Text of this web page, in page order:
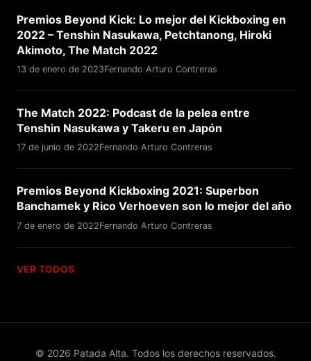
Premios Beyond Kick: Lo mejor del Kickboxing en
2022 – Tenshin Nasukawa, Petchtanong, Hiroki
Akimoto, The Match 2022
13 de enero de 2023Fernando Arturo Contreras
The Match 2022: Podcast de la pelea entre
Tenshin Nasukawa y Takeru en Japón
17 de junio de 2022Fernando Arturo Contreras
Premios Beyond Kickboxing 2021: Superbon
Banchamek y Rico Verhoeven son lo mejor del año
7 de enero de 2022Fernando Arturo Contreras
VER TODOS
© 2026 Patada Alta. Todos los derechos reservados.